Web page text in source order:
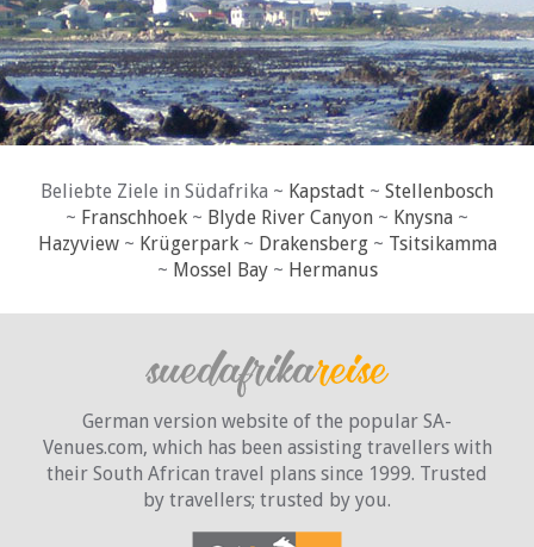
Beliebte Ziele in Südafrika ~ Kapstadt ~ Stellenbosch
~ Franschhoek ~ Blyde River Canyon ~ Knysna ~
Hazyview~ Krügerpark~ Drakensberg~ Tsitsikamma
~ Mossel Bay~ Hermanus
German version website of the popular SA-
Venues.com, which has been assisting travellers with
their South African travel plans since 1999. Trusted
by travellers; trusted by you.